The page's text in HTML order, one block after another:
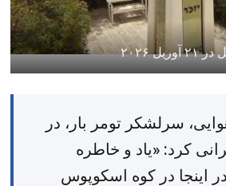
۲۰۲۶
سرلشکر تومر بار، در
کرد: «یاد و خاطره
اینجا در کوه اسکوپوس